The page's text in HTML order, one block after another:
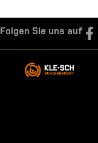
Folgen Sie uns auf